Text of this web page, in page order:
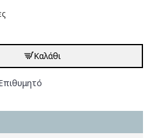
Καλάθι